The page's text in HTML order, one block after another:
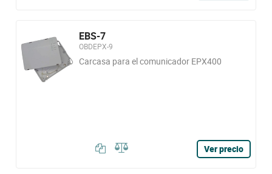
EBS-7
OBDEPX-9
Carcasa para el comunicador EPX400
Ver precio